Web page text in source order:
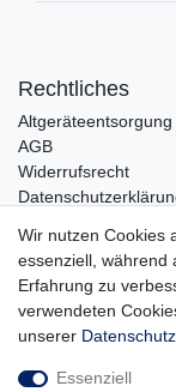
Rechtliches
AGB
Widerrufsrecht
Impressum
Service
Zahlungsarten
Lieferung und
Unternehmen
Wir nutzen Cookies
essenziell, während
Erfahrung zu
verwendeten
unserer
Essenziell